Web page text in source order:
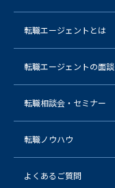
転職エージェントとは
転職エージェントの面談
転職相談会・セミナー
転職ノウハウ
よくあるご質問